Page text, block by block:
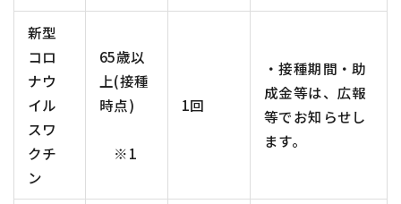
新型
コロ
ナウ
イル
スワ
クチ
ン
65歳以
上(接種
時点)
※1
1回
・接種期間・助
成金等は、広報
等でお知らせし
ます。